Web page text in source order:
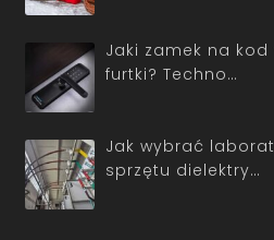
Jaki zamek na
furtki? Techno…
Jak wybrać
sprzętu dielektry…